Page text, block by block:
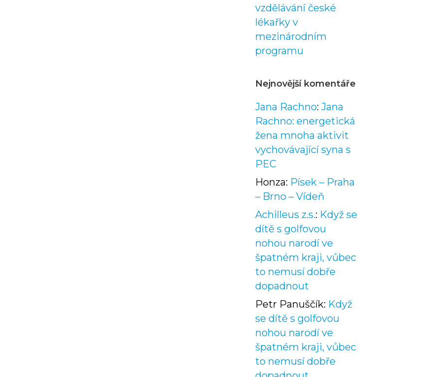
vzdělávání české
lékařky v
mezinárodním
programu
Nejnovější komentáře
Jana Rachno: Jana
Rachno: energetická
žena mnoha aktivit
vychovávající syna s
PEC
Honza: Písek – Praha
– Brno – Vídeň
Achilleus z.s.: Když se
dítě s golfovou
nohou narodí ve
špatném kraji, vůbec
to nemusí dobře
dopadnout
Petr Panuščík: Když
se dítě s golfovou
nohou narodí ve
špatném kraji, vůbec
to nemusí dobře